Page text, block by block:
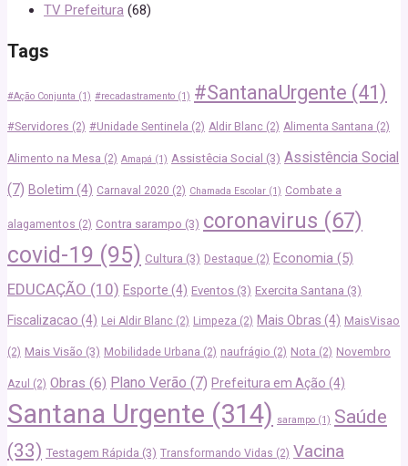
TV Prefeitura (68)
Tags
#Ação Conjunta (1) #recadastramento (1) #SantanaUrgente (41)
#Servidores (2) #Unidade Sentinela (2) Aldir Blanc (2) Alimenta Santana (2)
Alimento na Mesa (2) Amapá (1) Assistêcia Social (3) Assistência Social
(7) Boletim (4) Carnaval 2020 (2) Chamada Escolar (1) Combate a
alagamentos (2) Contra sarampo (3) coronavirus (67)
covid-19 (95) Cultura (3) Destaque (2) Economia (5)
EDUCAÇÃO (10) Esporte (4) Eventos (3) Exercita Santana (3)
Fiscalizacao (4) Lei Aldir Blanc (2) Limpeza (2) Mais Obras (4) MaisVisao
(2) Mais Visão (3) Mobilidade Urbana (2) naufrágio (2) Nota (2) Novembro
Azul (2) Obras (6) Plano Verão (7) Prefeitura em Ação (4)
Santana Urgente (314) sarampo (1) Saúde
(33) Testagem Rápida (3) Transformando Vidas (2) Vacina